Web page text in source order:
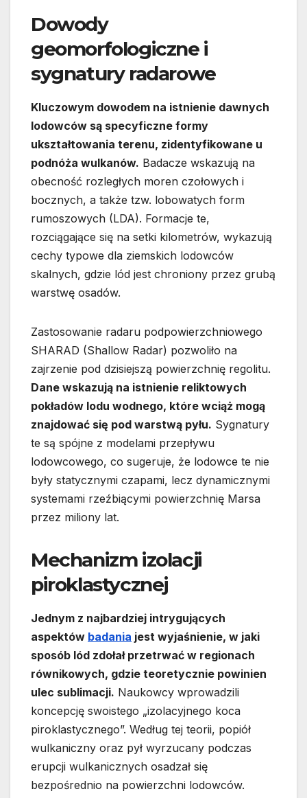
Dowody
geomorfologiczne i
sygnatury radarowe
Kluczowym dowodem na istnienie dawnych
lodowców są specyficzne formy
ukształtowania terenu, zidentyfikowane u
podnóża wulkanów. Badacze wskazują na
obecność rozległych moren czołowych i
bocznych, a także tzw. lobowatych form
rumoszowych (LDA). Formacje te,
rozciągające się na setki kilometrów, wykazują
cechy typowe dla ziemskich lodowców
skalnych, gdzie lód jest chroniony przez grubą
warstwę osadów.
Zastosowanie radaru podpowierzchniowego
SHARAD (Shallow Radar) pozwoliło na
zajrzenie pod dzisiejszą powierzchnię regolitu.
Dane wskazują na istnienie reliktowych
pokładów lodu wodnego, które wciąż mogą
znajdować się pod warstwą pyłu. Sygnatury
te są spójne z modelami przepływu
lodowcowego, co sugeruje, że lodowce te nie
były statycznymi czapami, lecz dynamicznymi
systemami rzeźbiącymi powierzchnię Marsa
przez miliony lat.
Mechanizm izolacji
piroklastycznej
Jednym z najbardziej intrygujących
aspektów badania jest wyjaśnienie, w jaki
sposób lód zdołał przetrwać w regionach
równikowych, gdzie teoretycznie powinien
ulec sublimacji. Naukowcy wprowadzili
koncepcję swoistego „izolacyjnego koca
piroklastycznego”. Według tej teorii, popiół
wulkaniczny oraz pył wyrzucany podczas
erupcji wulkanicznych osadzał się
bezpośrednio na powierzchni lodowców.